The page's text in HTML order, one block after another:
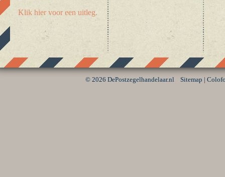
Klik hier voor een uitleg.
© 2026 DePostzegelhandelaar.nlSitemap |